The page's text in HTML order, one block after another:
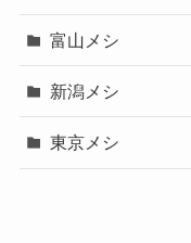
富山メシ
新潟メシ
東京メシ